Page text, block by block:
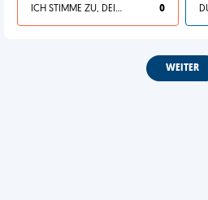
ICH STIMME ZU, DEIN LEBEN IST SCHEISSE 0
WEITER